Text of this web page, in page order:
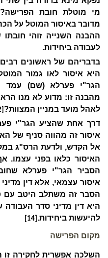
מי מוטלת חובת
מדובר באיסור המוטל על
ההבנה השנייה זוהי
לעבודה ביחידות.
בדבריהם של ראשונים
היא איסור לאו גמור
הגר"י פערלא (שם) עמד
מהבנה זו: מדוע לא מנו
לאהל מועד במניין המצוות?
דרך אחת שהציע הגר"י
איסור זה מהווה סניף של
אל הקדש, ולדעת הרס"ג
האיסור כלאו בפני עצמו.
הסביר הגר"י פערלא
איסור עצמאי, אלא דין
הסבר זה משתלב היטב עם
היא דין מדיני סדר
להיעשות ביחידות. [14]
מקום הפרישה
השלכה אפשרית לחקירה זו